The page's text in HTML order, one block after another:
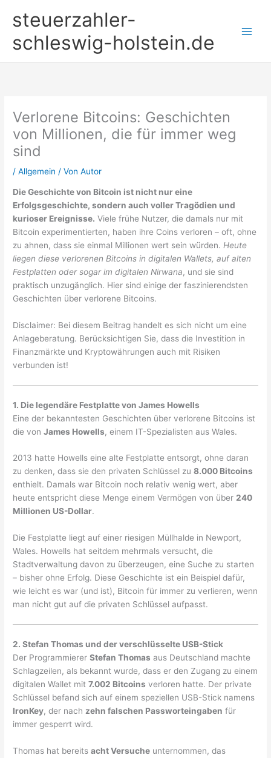
Inhaltsteuerzahler-
schleswig-holstein.de
Verlorene Bitcoins: Geschichten
von Millionen, die für immer weg
sind
/Allgemein / VonAutor
Die Geschichte von Bitcoin ist nicht nur eine
Erfolgsgeschichte, sondern auch voller Tragödien und
kurioser Ereignisse. Viele frühe Nutzer, die damals nur mit
Bitcoin experimentierten, haben ihre Coins verloren – oft, ohne
zu ahnen, dass sie einmal Millionen wert sein würden.Heute
liegen diese verlorenen Bitcoins in digitalen Wallets, auf alten
Festplatten oder sogar im digitalen Nirwana, und sie sind
praktisch unzugänglich. Hier sind einige der faszinierendsten
Geschichten über verlorene Bitcoins.
Disclaimer: Bei diesem Beitrag handelt es sich nicht um eine
Anlageberatung. Berücksichtigen Sie, dass die Investition in
Finanzmärkte und Kryptowährungen auch mit Risiken
verbunden ist!
1. Die legendäre Festplatte von James Howells
Eine der bekanntesten Geschichten über verlorene Bitcoins ist
die vonJames Howells, einem IT-Spezialisten aus Wales.
2013 hatte Howells eine alte Festplatte entsorgt, ohne daran
zu denken, dass sie den privaten Schlüssel zu8.000 Bitcoins
enthielt. Damals war Bitcoin noch relativ wenig wert, aber
heute entspricht diese Menge einem Vermögen von über240
Millionen US-Dollar.
Die Festplatte liegt auf einer riesigen Müllhalde in Newport,
Wales. Howells hat seitdem mehrmals versucht, die
Stadtverwaltung davon zu überzeugen, eine Suche zu starten
– bisher ohne Erfolg. Diese Geschichte ist ein Beispiel dafür,
wie leicht es war (und ist), Bitcoin für immer zu verlieren, wenn
man nicht gut auf die privaten Schlüssel aufpasst.
2. Stefan Thomas und der verschlüsselte USB-Stick
Der ProgrammiererStefan Thomas aus Deutschland machte
Schlagzeilen, als bekannt wurde, dass er den Zugang zu einem
digitalen Wallet mit7.002 Bitcoins verloren hatte. Der private
Schlüssel befand sich auf einem speziellen USB-Stick namens
IronKey, der nach zehn falschen Passworteingaben für
immer gesperrt wird.
Thomas hat bereitsacht Versuche unternommen, das